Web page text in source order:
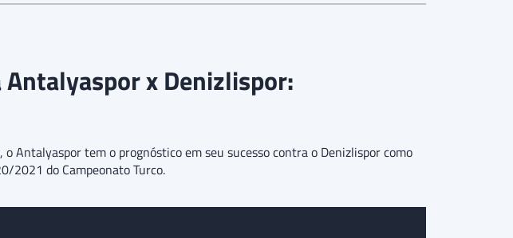
x Denizlispor:
Antalyaspor tem o prognóstico em seu sucesso contra o Denizlispor como
2021 do Campeonato Turco.